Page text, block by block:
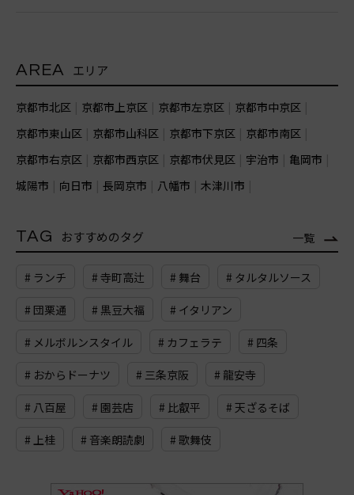
AREA エリア
京都市北区 京都市上京区 京都市左京区
京都市中京区
京都市東山区
京都市山科区 京都市下京区
京都市南区
京都市右京区
京都市西京区 京都市伏見区 宇治市
亀岡市
城陽市
向日市 長岡京市 八幡市 木津川市
TAG おすすめのタグ 一覧
# ランチ # 寺町高辻 # 舞台 # タルタルソース
# 団栗通 # 黒豆大福 # イタリアン
# メルボルンスタイル # カフェラテ # 四条
# おからドーナツ # 三条京阪 # 龍安寺
# 八百屋 # 園芸店 # 比叡平 # 天ざるそば
# 上桂 # 音楽朗読劇 # 歌舞伎